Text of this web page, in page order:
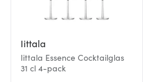
Iittala
Iittala Essence Cocktailglas
31 cl 4-pack